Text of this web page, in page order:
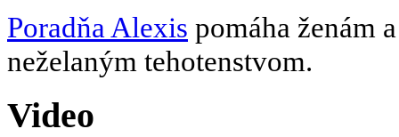
Poradňa Alexis pomáha ženám
neželaným tehotenstvom.
Video